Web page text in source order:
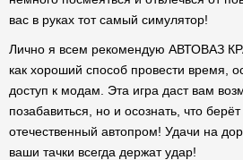
вас в руках тот самый симулятор!
Лично я всем рекомендую АВТОВАЗ
как хороший способ провести время,
доступ к модам. Эта игра даст вам
позабавиться, но и осознать, что
отечественный автопром! Удачи на
ваши тачки всегда держат удар!